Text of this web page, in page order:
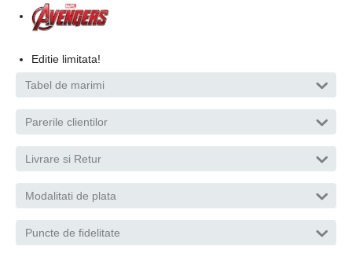
Editie limitata!
Tabel de marimi
Parerile clientilor
Livrare si Retur
Modalitati de plata
Puncte de fidelitate